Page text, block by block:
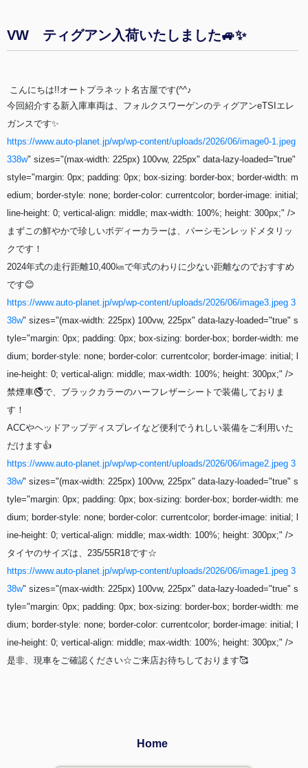
VW ティグアン入荷いたしました🚙✨
こんにちは!!オートプラネット名古屋です(^^♪
今回紹介する新入庫車両は、フォルクスワーゲンのティグアンeTSIエレ
ガンスです✨
https://www.auto-planet.jp/wp/wp-content/uploads/2026/06/image0-1.jpeg
338w" sizes="(max-width: 225px) 100vw, 225px" data-lazy-loaded="true"
style="margin: 0px; padding: 0px; box-sizing: border-box; border-width: m
edium; border-style: none; border-color: currentcolor; border-image: initial;
line-height: 0; vertical-align: middle; max-width: 100%; height: 300px;" />
まずこの鮮やかで珍しいボディーカラーは、パーシモンレッドメタリッ
クです！
2024年式の走行距離10,400㎞で年式のわりに少ない距離なのでおすすめ
です😊
https://www.auto-planet.jp/wp/wp-content/uploads/2026/06/image3.jpeg 3
38w" sizes="(max-width: 225px) 100vw, 225px" data-lazy-loaded="true" s
tyle="margin: 0px; padding: 0px; box-sizing: border-box; border-width: me
dium; border-style: none; border-color: currentcolor; border-image: initial; l
ine-height: 0; vertical-align: middle; max-width: 100%; height: 300px;" />
禁煙車🚭で、ブラックカラーのハーフレザーシートで装備しておりま
す！
ACCやヘッドアップディスプレイなど便利でうれしい装備をご利用いた
だけます👍
https://www.auto-planet.jp/wp/wp-content/uploads/2026/06/image2.jpeg 3
38w" sizes="(max-width: 225px) 100vw, 225px" data-lazy-loaded="true" s
tyle="margin: 0px; padding: 0px; box-sizing: border-box; border-width: me
dium; border-style: none; border-color: currentcolor; border-image: initial; l
ine-height: 0; vertical-align: middle; max-width: 100%; height: 300px;" />
タイヤのサイズは、235/55R18です☆
https://www.auto-planet.jp/wp/wp-content/uploads/2026/06/image1.jpeg 3
38w" sizes="(max-width: 225px) 100vw, 225px" data-lazy-loaded="true" s
tyle="margin: 0px; padding: 0px; box-sizing: border-box; border-width: me
dium; border-style: none; border-color: currentcolor; border-image: initial; l
ine-height: 0; vertical-align: middle; max-width: 100%; height: 300px;" />
是非、現車をご確認ください☆ご来店お待ちしております🥰
Home